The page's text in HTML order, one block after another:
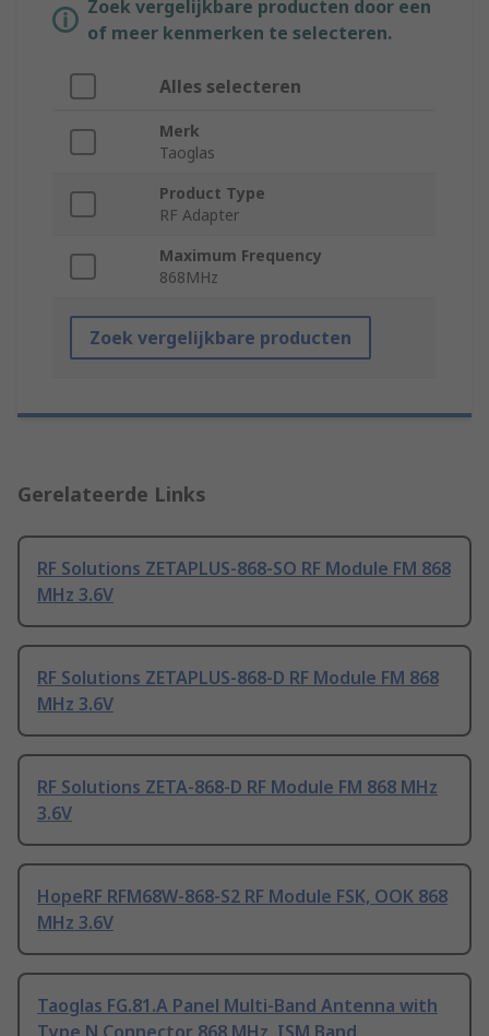
Zoek vergelijkbare producten door een
of meer kenmerken te selecteren.
Alles selecteren
Merk
Taoglas
Product Type
RF Adapter
Maximum Frequency
868MHz
Zoek vergelijkbare producten
Gerelateerde Links
RF Solutions ZETAPLUS-868-SO RF Module FM 868
MHz 3.6V
RF Solutions ZETAPLUS-868-D RF Module FM 868
MHz 3.6V
RF Solutions ZETA-868-D RF Module FM 868 MHz
3.6V
HopeRF RFM68W-868-S2 RF Module FSK, OOK 868
MHz 3.6V
Taoglas FG.81.A Panel Multi-Band Antenna with